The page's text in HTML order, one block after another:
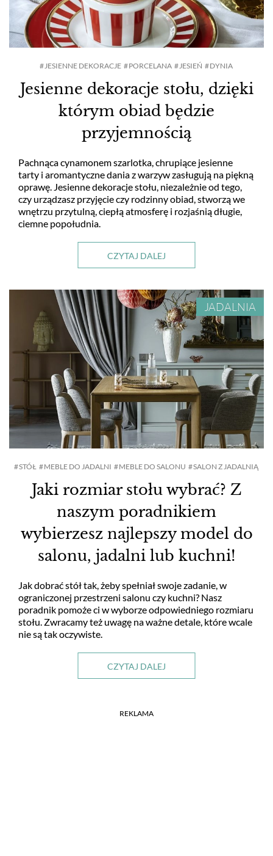
POKÓJ DZIECKA
HOL I PRZEDPOKÓJ
JAK TO URZĄDZIĆ?
DEKORACJE
ARANŻACJE OKIEN
RTV I AGD
TKANINY I TAPETY
Jesienne dekoracje stołu, dzięki
którym obiad będzie
przyjemnością
Pachnąca cynamonem szarlotka, chrupiące jesienne
tarty i aromantyczne dania z warzyw zasługują na piękną
oprawę. Jesienne dekoracje stołu, niezależnie od tego,
czy urządzasz przyjęcie czy rodzinny obiad, stworzą we
wnętrzu przytulną, ciepłą atmosferę i rozjaśnią długie,
ciemne popołudnia.
CZYTAJ DALEJ
JESIENNE DEKORACJE PORCELANA JESIEŃ DYNIA
JADALNIA
Jaki rozmiar stołu wybrać? Z
naszym poradnikiem
wybierzesz najlepszy model do
salonu, jadalni lub kuchni!
Jak dobrać stół tak, żeby spełniał swoje zadanie, w
ograniczonej przestrzeni salonu czy kuchni? Nasz
poradnik pomoże ci w wyborze odpowiedniego rozmiaru
stołu. Zwracamy też uwagę na ważne detale, które wcale
nie są tak oczywiste.
CZYTAJ DALEJ
STÓŁ MEBLE DO JADALNI MEBLE DO SALONU SALON Z JADALNIĄ
REKLAMA